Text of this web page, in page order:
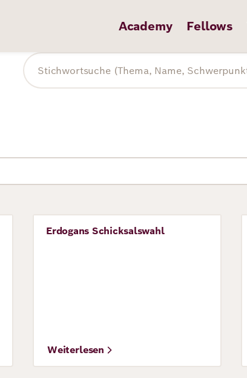
Academy Fellows
Volltextsuche
Perspective
Erdogans Schicksalswahl
Weiterlesen